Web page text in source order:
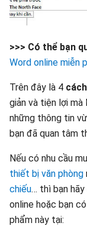
>>> Có thể bạn
Word online miễn
Trên đây là 4
giản và tiện lợi mà
những thông tin
bạn đã quan tâm
Nếu có nhu cầu
thiết bị văn phòng
chiếu… thì bạn
online hoặc bạn
phẩm này tại: